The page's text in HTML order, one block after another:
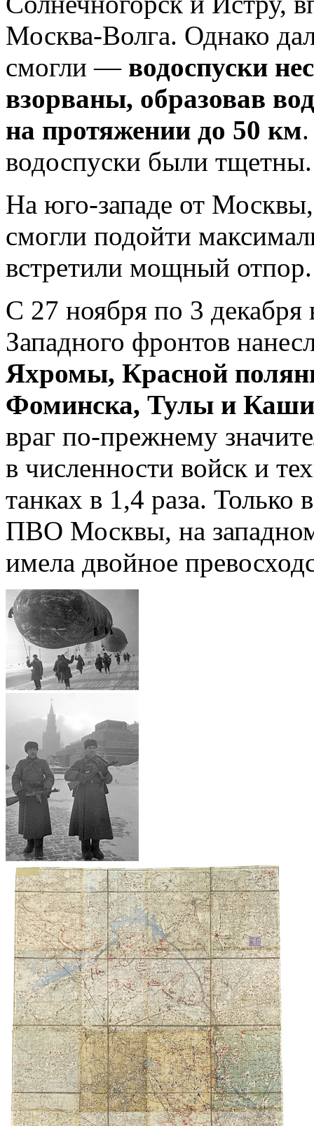
Москва-Волга. Однако
смогли — водоспуски
взорваны, образовав
на протяжении до 50 км
водоспуски были тщетны.
На юго-западе от
смогли подойти
встретили мощный отпор.
С 27 ноября по 3 декабря
Западного фронтов
Яхромы, Красной
Фоминска, Тулы и
враг по-прежнему
в численности войск и
танках в 1,4 раза. Только
ПВО Москвы, на
имела двойное